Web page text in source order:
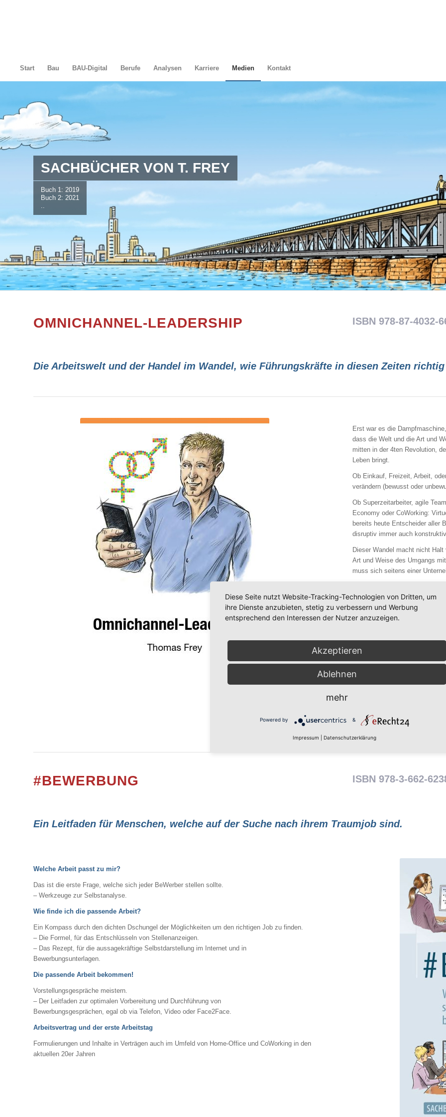
Start Bau BAU-Digital Berufe Analysen Karriere Medien Kontakt
SACHBÜCHER VON T. FREY
Buch 1: 2019
Buch 2: 2021
..
OMNICHANNEL-LEADERSHIP ISBN 978-87-4032-
Die Arbeitswelt und der Handel im Wandel, wie Führungskräfte in diesen Zeiten
Erst war es die
dass die Welt und die Art und
mitten in der 4ten Revolution,
Leben bringt.
Ob Einkauf, Freizeit, Arbeit,
verändern (bewusst oder
Ob Superzeitarbeiter, agile
Economy oder CoWorking:
bereits heute Entscheider aller
disruptiv immer auch
Dieser Wandel macht nicht
Art und Weise des Umgangs
muss sich seitens einer
als Personalberater erlebt habe.
Dieses Buch, welches jeder
schreibe hier ganz bewusst
Direkt zur Bestellseite Youtube Werbevideo
#BEWERBUNG ISBN 978-3-662-
Ein Leitfaden für Menschen, welche auf der Suche nach ihrem Traumjob sind.
Welche Arbeit passt zu mir?
Das ist die erste Frage, welche sich jeder BeWerber stellen sollte.
– Werkzeuge zur Selbstanalyse.
Wie finde ich die passende Arbeit?
Ein Kompass durch den dichten Dschungel der Möglichkeiten um den richtigen Job zu finden.
– Die Formel, für das Entschlüsseln von Stellenanzeigen.
– Das Rezept, für die aussagekräftige Selbstdarstellung im Internet und in
Bewerbungsunterlagen.
Die passende Arbeit bekommen!
Vorstellungsgespräche meistern.
– Der Leitfaden zur optimalen Vorbereitung und Durchführung von
Bewerbungsgesprächen, egal ob via Telefon, Video oder Face2Face.
Arbeitsvertrag und der erste Arbeitstag
Formulierungen und Inhalte in Verträgen auch im Umfeld von Home-Office und CoWorking in den
aktuellen 20er Jahren
Diese Seite nutzt Website-Tracking-Technologien von Dritten, um
ihre Dienste anzubieten, stetig zu verbessern und Werbung
entsprechend den Interessen der Nutzer anzuzeigen.
Akzeptieren
Ablehnen
mehr
Powered by &
Impressum Datenschutzerklärung